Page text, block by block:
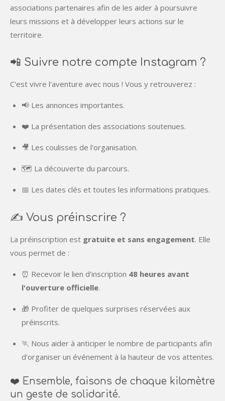
associations partenaires afin de les aider à poursuivre
leurs missions et à développer leurs actions sur le
territoire.
📲 Suivre notre compte Instagram ?
C'est vivre l'aventure avec nous ! Vous y retrouverez :
📢 Les annonces importantes.
❤️ La présentation des associations soutenues.
🎥 Les coulisses de l'organisation.
🗺️ La découverte du parcours.
📅 Les dates clés et toutes les informations pratiques.
✍️ Vous préinscrire ?
La préinscription est gratuite et sans engagement. Elle
vous permet de :
⏰ Recevoir le lien d'inscription 48 heures avant
l'ouverture officielle.
🎁 Profiter de quelques surprises réservées aux
préinscrits.
🏃 Nous aider à anticiper le nombre de participants afin
d'organiser un événement à la hauteur de vos attentes.
❤️ Ensemble, faisons de chaque kilomètre
un geste de solidarité.